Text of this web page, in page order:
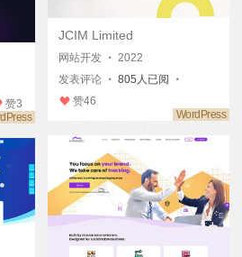
赞3
JCIM Limited
网站开发 ・ 2022
发表评论 ・ 805人已阅 ・
赞46